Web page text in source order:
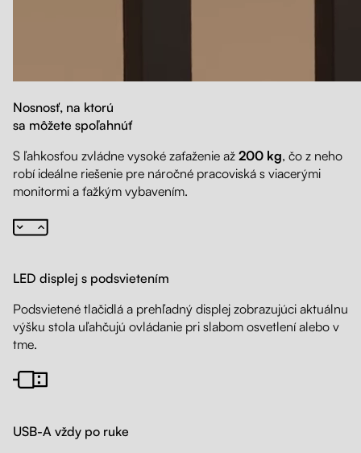
Nosnosť, na ktorú
sa môžete spoľahnúť
S ľahkosťou zvládne vysoké zaťaženie až 200 kg, čo z neho
robí ideálne riešenie pre náročné pracoviská s viacerými
monitormi a ťažkým vybavením.
LED displej s podsvietením
Podsvietené tlačidlá a prehľadný displej zobrazujúci aktuálnu
výšku stola uľahčujú ovládanie pri slabom osvetlení alebo v
tme.
USB-A vždy po ruke